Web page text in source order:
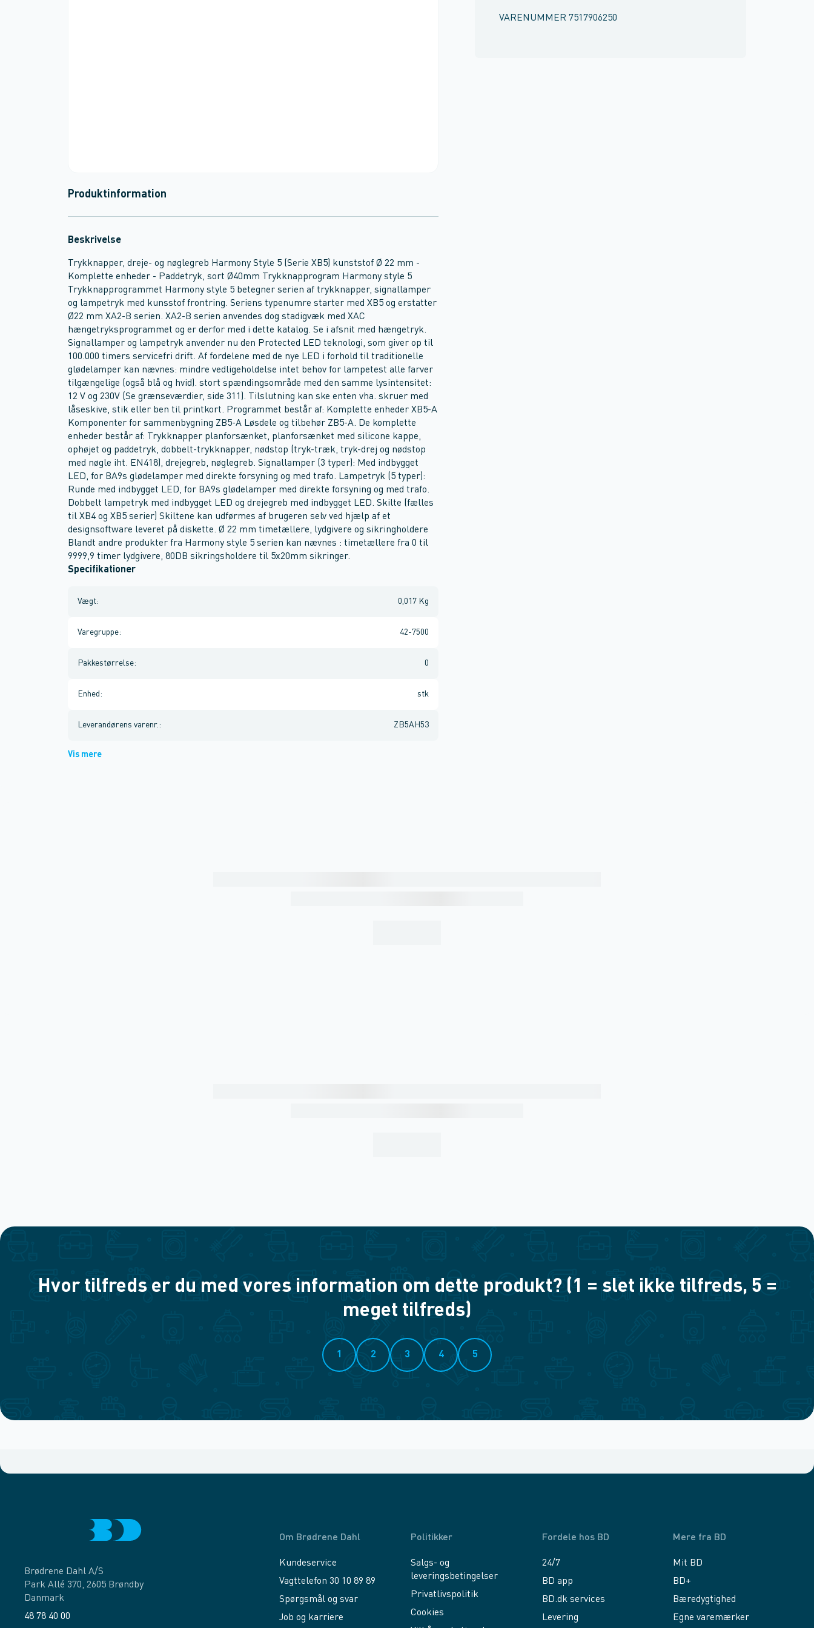
VARENUMMER 7517906250
Produktinformation
Beskrivelse
Trykknapper, dreje- og nøglegreb Harmony Style 5 (Serie XB5) kunststof Ø 22 mm -
Komplette enheder - Paddetryk, sort Ø40mm Trykknapprogram Harmony style 5
Trykknapprogrammet Harmony style 5 betegner serien af trykknapper, signallamper
og lampetryk med kunsstof frontring. Seriens typenumre starter med XB5 og erstatter
Ø22 mm XA2-B serien. XA2-B serien anvendes dog stadigvæk med XAC
hængetryksprogrammet og er derfor med i dette katalog. Se i afsnit med hængetryk.
Signallamper og lampetryk anvender nu den Protected LED teknologi, som giver op til
100.000 timers servicefri drift. Af fordelene med de nye LED i forhold til traditionelle
glødelamper kan nævnes: mindre vedligeholdelse intet behov for lampetest alle farver
tilgængelige (også blå og hvid). stort spændingsområde med den samme lysintensitet:
12 V og 230V (Se grænseværdier, side 311). Tilslutning kan ske enten vha. skruer med
låseskive, stik eller ben til printkort. Programmet består af: Komplette enheder XB5-A
Komponenter for sammenbygning ZB5-A Løsdele og tilbehør ZB5-A. De komplette
enheder består af: Trykknapper planforsænket, planforsænket med silicone kappe,
ophøjet og paddetryk, dobbelt-trykknapper, nødstop (tryk-træk, tryk-drej og nødstop
med nøgle iht. EN418), drejegreb, nøglegreb. Signallamper (3 typer): Med indbygget
LED, for BA9s glødelamper med direkte forsyning og med trafo. Lampetryk (5 typer):
Runde med indbygget LED, for BA9s glødelamper med direkte forsyning og med trafo.
Dobbelt lampetryk med indbygget LED og drejegreb med indbygget LED. Skilte (fælles
til XB4 og XB5 serier) Skiltene kan udførmes af brugeren selv ved hjælp af et
designsoftware leveret på diskette. Ø 22 mm timetællere, lydgivere og sikringholdere
Blandt andre produkter fra Harmony style 5 serien kan nævnes : timetællere fra 0 til
9999,9 timer lydgivere, 80DB sikringsholdere til 5x20mm sikringer.
Specifikationer
Vægt: 0,017 Kg
Varegruppe: 42-7500
Pakkestørrelse: 0
Enhed : stk
Leverandørens varenr. : ZB5AH53
Vis mere
Hvor tilfreds er du med vores information om dette produkt? (1 = slet ikke tilfreds, 5 =
meget tilfreds)
1 2 3 4 5
Brødrene Dahl A/S
Park Allé 370, 2605 Brøndby
Danmark
48 78 40 00
Om Brødrene Dahl
Kundeservice
Vagttelefon 30 10 89 89
Spørgsmål og svar
Job og karriere
Politikker
Salgs- og
leveringsbetingelser
Privatlivspolitik
Cookies
Fordele hos BD
24/7
BD app
BD.dk services
Levering
Mere fra BD
Mit BD
BD+
Bæredygtighed
Egne varemærker